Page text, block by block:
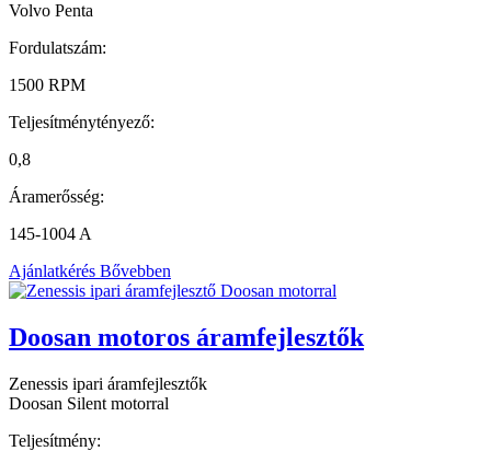
Volvo Penta
Fordulatszám:
1500 RPM
Teljesítménytényező:
0,8
Áramerősség:
145-1004 A
Ajánlatkérés Bővebben
Doosan motoros áramfejlesztők
Zenessis ipari áramfejlesztők
Doosan Silent motorral
Teljesítmény: